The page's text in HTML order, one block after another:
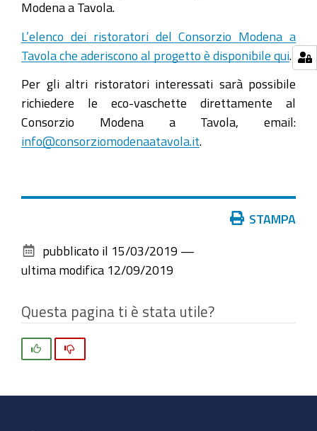
Modena a Tavola.
L’elenco dei ristoratori del Consorzio Modena a
Tavola che aderiscono al progetto è disponibile qui
Per gli altri ristoratori interessati sarà possibile
richiedere le eco-vaschette direttamente al
Consorzio Modena a Tavola, email:
info@consorziomodenaatavola.it
documento
STAMPA
pubblicato il 15/03/2019 —
ultima modifica 12/09/2019
Questa pagina ti è stata utile?